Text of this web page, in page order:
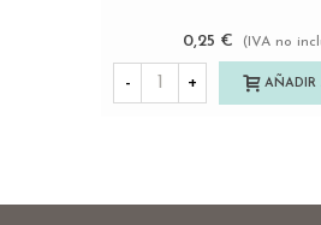
0,25 € (IVA no
- + AÑADIR